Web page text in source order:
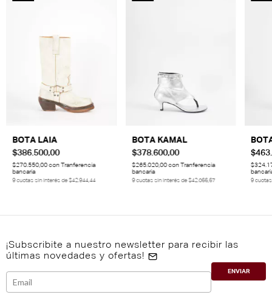
BOTA LAIA
$386.500,00
$270.550,00con Tranferencia
bancaria
9 cuotas sin interés de$42.944,44
BOTA KAMAL
$378.600,00
$265.020,00con Tranferencia
bancaria
9 cuotas sin interés de$42.066,67 9
¡Subscribite a nuestro newsletter para recibir las
últimas novedades y ofertas!